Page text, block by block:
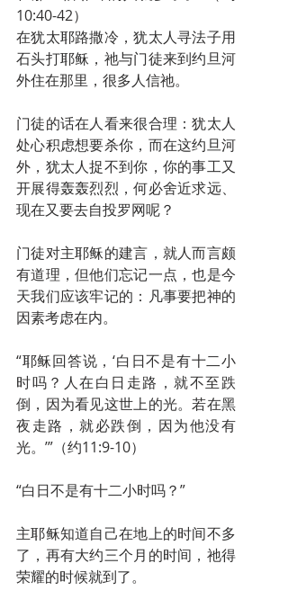
10:40-42）
在犹太耶路撒冷，犹太人寻法子用
石头打耶稣，祂与门徒来到约旦河
外住在那里，很多人信祂。
门徒的话在人看来很合理：犹太人
处心积虑想要杀你，而在这约旦河
外，犹太人捉不到你，你的事工又
开展得轰轰烈烈，何必舍近求远、
现在又要去自投罗网呢？
门徒对主耶稣的建言，就人而言颇
有道理，但他们忘记一点，也是今
天我们应该牢记的：凡事要把神的
因素考虑在内。
“耶稣回答说，‘白日不是有十二小
时吗？人在白日走路，就不至跌
倒，因为看见这世上的光。若在黑
夜走路，就必跌倒，因为他没有
光。’”（约11:9-10）
“白日不是有十二小时吗？”
主耶稣知道自己在地上的时间不多
了，再有大约三个月的时间，祂得
荣耀的时候就到了。